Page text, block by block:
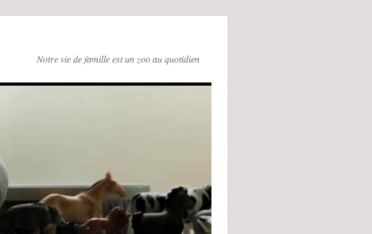
Notre vie de famille est un zoo au quotidien